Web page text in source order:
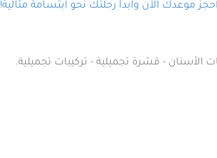
موعدك الآن وابدأ رحلتك نحو ابتسامة مثالية!
الأسنان - قشرة تجميلية - تركيبات تجميلية.